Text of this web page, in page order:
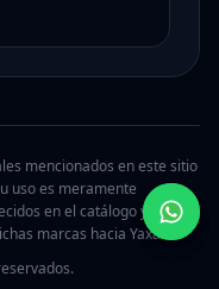
mencionados en este sitio
uso es meramente
en el catálogo y no
marcas hacia Yaxa.